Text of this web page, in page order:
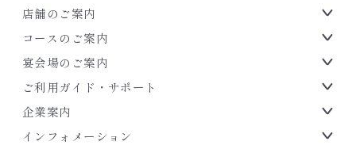
店舗のご案内
コースのご案内
宴会場のご案内
ご利用ガイド・サポート
企業案内
インフォメーション